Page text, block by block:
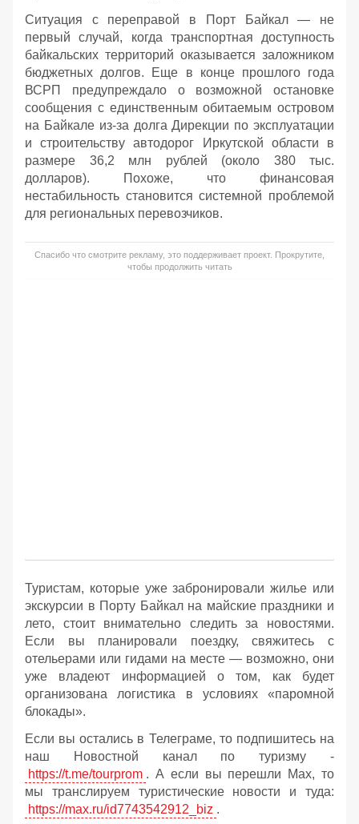
Ситуация с переправой в Порт Байкал — не
первый случай, когда транспортная доступность
байкальских территорий оказывается заложником
бюджетных долгов. Еще в конце прошлого года
ВСРП предупреждало о возможной остановке
сообщения с единственным обитаемым островом
на Байкале из-за долга Дирекции по эксплуатации
и строительству автодорог Иркутской области в
размере 36,2 млн рублей (около 380 тыс.
долларов). Похоже, что финансовая
нестабильность становится системной проблемой
для региональных перевозчиков.
Спасибо что смотрите рекламу, это поддерживает проект. Прокрутите,
чтобы продолжить читать
Туристам, которые уже забронировали жилье или
экскурсии в Порту Байкал на майские праздники и
лето, стоит внимательно следить за новостями.
Если вы планировали поездку, свяжитесь с
отельерами или гидами на месте — возможно, они
уже владеют информацией о том, как будет
организована логистика в условиях «паромной
блокады».
Если вы остались в Телеграме, то подпишитесь на
наш Новостной канал по туризму -
https://t.me/tourprom . А если вы перешли Мах, то
мы транслируем туристические новости и туда:
https://max.ru/id7743542912_biz .